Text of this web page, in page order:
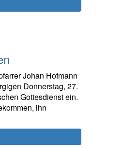
Johan Hofmann
Donnerstag, 27.
Gottesdienst ein.
ihn